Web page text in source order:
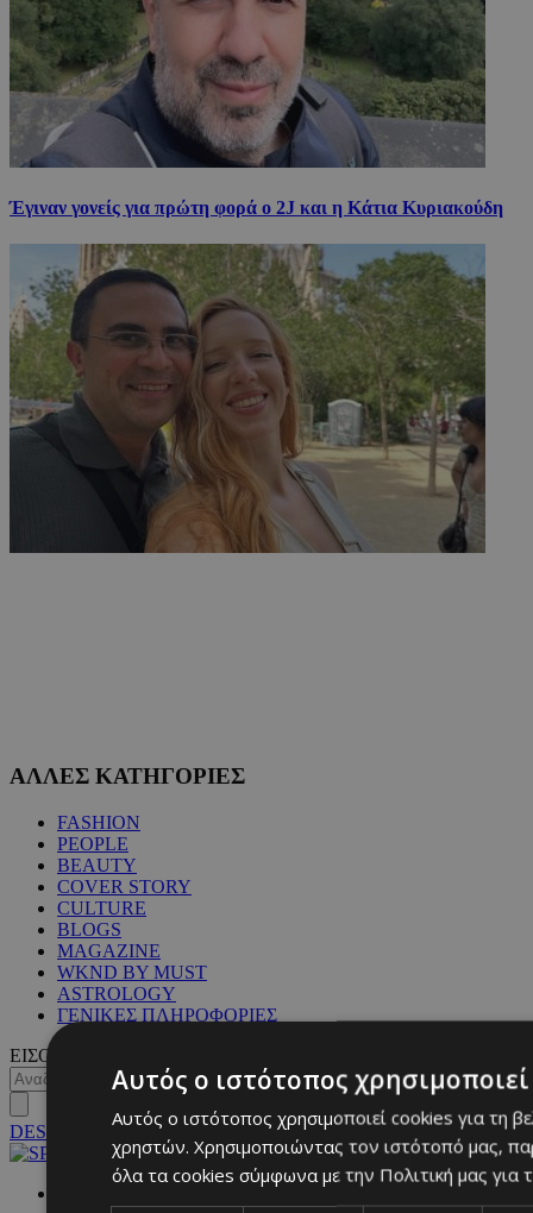
Έγιναν γονείς για πρώτη φορά ο 2J και η Κάτια Κυριακούδη
ΑΛΛΕΣ ΚΑΤΗΓΟΡΙΕΣ
FASHION
PEOPLE
BEAUTY
COVER STORY
CULTURE
BLOGS
MAGAZINE
WKND BY MUST
ASTROLOGY
ΓΕΝΙΚΕΣ ΠΛΗΡΟΦΟΡΙΕΣ
ΕΙΣΟΔΟΣ
DESKTOP
Αυτός ο ιστότοπος
Αυτός ο ιστότοπος χρησιμοποιεί cookies για τη
χρηστών. Χρησιμοποιώντας τον ιστότοπό μας,
όλα τα cookies σύμφωνα με την Πολιτική μας για